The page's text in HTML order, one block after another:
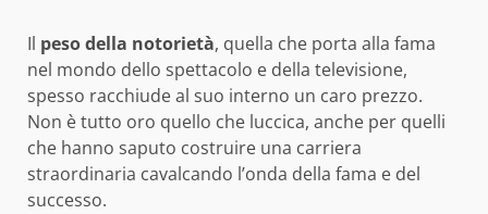
Il peso della notorietà, quella che porta alla fama
nel mondo dello spettacolo e della televisione,
spesso racchiude al suo interno un caro prezzo.
Non è tutto oro quello che luccica, anche per quelli
che hanno saputo costruire una carriera
straordinaria cavalcando l’onda della fama e del
successo.